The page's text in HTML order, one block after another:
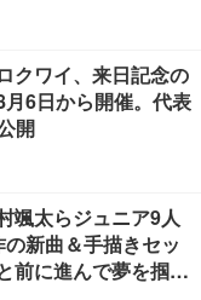
クワイ、来日記念の
6日から開催。代表
開
颯太らジュニア9人
の新曲＆手描きセッ
前に進んで夢を掴み